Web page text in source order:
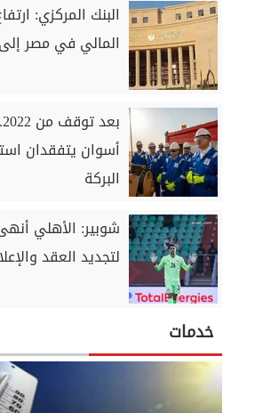
البنك المركزي:
المالي في مصر إلى 79% بنهاية يونيو 2026
أسوان يتفقدان
البركة
شوبير: الأهلي
لتجديد العقد
خدمات